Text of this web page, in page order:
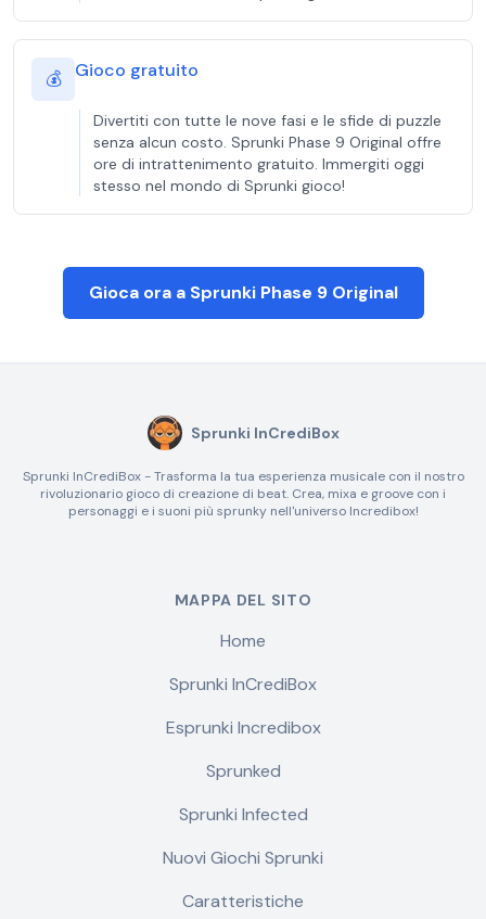
💰 Gioco gratuito
Divertiti con tutte le nove fasi e le sfide di puzzle
senza alcun costo. Sprunki Phase 9 Original offre
ore di intrattenimento gratuito. Immergiti oggi
stesso nel mondo di Sprunki gioco!
Gioca ora a Sprunki Phase 9 Original
Sprunki InCrediBox
Sprunki InCrediBox - Trasforma la tua esperienza musicale con il nostro
rivoluzionario gioco di creazione di beat. Crea, mixa e groove con i
personaggi e i suoni più sprunky nell'universo Incredibox!
MAPPA DEL SITO
Home
Sprunki InCrediBox
Esprunki Incredibox
Sprunked
Sprunki Infected
Nuovi Giochi Sprunki
Caratteristiche